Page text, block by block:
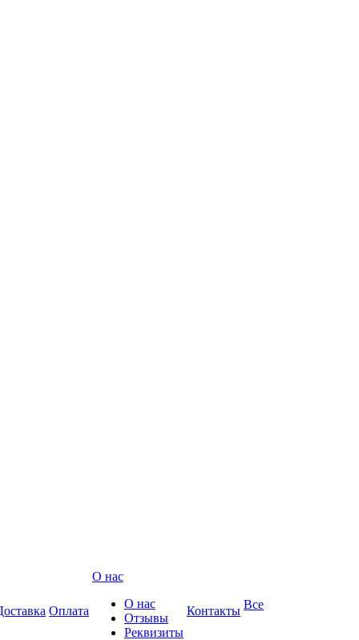
Оплата
О нас
О нас
Отзывы
Реквизиты
Контакты Все